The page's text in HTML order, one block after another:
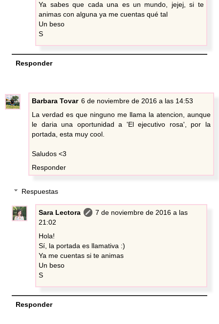
Ya sabes que cada una es un mundo, jejej, si te
animas con alguna ya me cuentas qué tal
Un beso
S
Responder
Barbara Tovar 6 de noviembre de 2016 a las 14:53
La verdad es que ninguno me llama la atencion, aunque
le daria una oportunidad a 'El ejecutivo rosa', por la
portada, esta muy cool.
Saludos <3
Responder
Respuestas
Sara Lectora
7 de noviembre de 2016 a las
21:02
Hola!
Sí, la portada es llamativa :)
Ya me cuentas si te animas
Un beso
S
Responder